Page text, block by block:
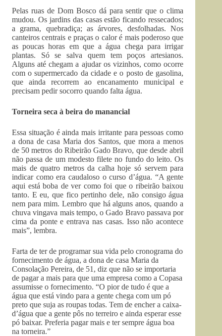
Pelas ruas de Dom Bosco dá para sentir que o clima
mudou. Os jardins das casas estão ficando ressecados;
a grama, quebradiça; as árvores, desfolhadas. Nos
canteiros centrais e praças o calor é mais poderoso que
as poucas horas em que a água chega para irrigar
plantas. Só se salva quem tem poços artesianos.
Alguns até chegam a ajudar os vizinhos, como ocorre
com o supermercado da cidade e o posto de gasolina,
que ainda recorrem ao encanamento municipal e
precisam pedir socorro quando falta água.
Torneira seca à beira do manancial
Essa situação é ainda mais irritante para pessoas como
a dona de casa Maria dos Santos, que mora a menos
de 50 metros do Ribeirão Gado Bravo, que desde abril
não passa de um modesto filete no fundo do leito. Os
mais de quatro metros da calha hoje só servem para
indicar como era caudaloso o curso d’água. “A gente
aqui está boba de ver como foi que o ribeirão baixou
tanto. E eu, que fico pertinho dele, não consigo água
nem para mim. Lembro que há alguns anos, quando a
chuva vingava mais tempo, o Gado Bravo passava por
cima da ponte e entrava nas casas. Isso não acontece
mais”, lembra.
Farta de ter de programar sua vida pelo cronograma do
fornecimento de água, a dona de casa Maria da
Consolação Pereira, de 51, diz que não se importaria
de pagar a mais para que uma empresa como a Copasa
assumisse o fornecimento. “O pior de tudo é que a
água que está vindo para a gente chega com um pó
preto que suja as roupas todas. Tem de encher a caixa-
d’água que a gente pôs no terreiro e ainda esperar esse
pó baixar. Preferia pagar mais e ter sempre água boa
na torneira.”